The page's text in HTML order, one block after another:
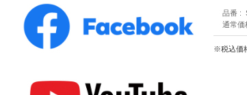
品番
通常価
※税込価